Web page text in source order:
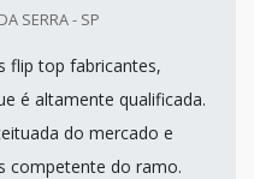
SERRA - SP
flip top fabricantes,
é altamente qualificada.
do mercado e
competente do ramo.